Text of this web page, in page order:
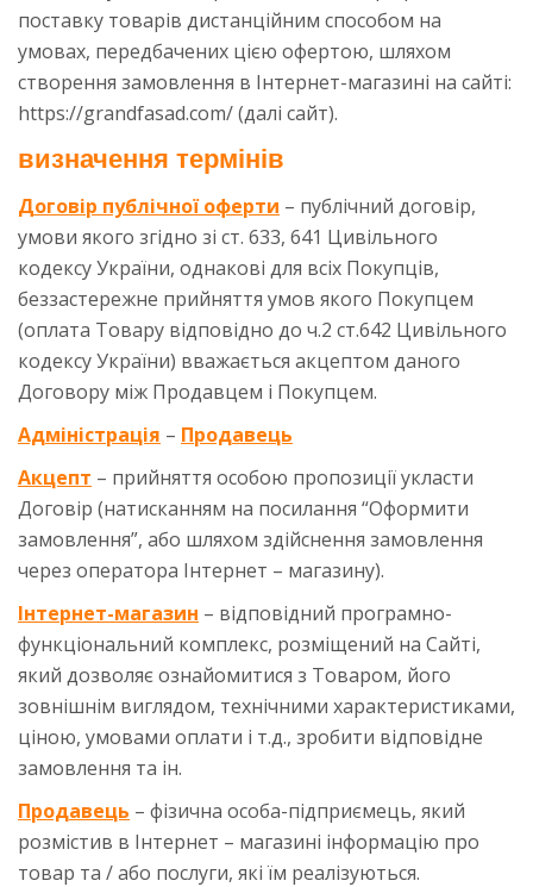
поставку товарів дистанційним способом на
умовах, передбачених цією офертою, шляхом
створення замовлення в Інтернет-магазині на сайті:
https://grandfasad.com/ (далі сайт).
визначення термінів
Договір публічної оферти – публічний договір,
умови якого згідно зі ст. 633, 641 Цивільного
кодексу України, однакові для всіх Покупців,
беззастережне прийняття умов якого Покупцем
(оплата Товару відповідно до ч.2 ст.642 Цивільного
кодексу України) вважається акцептом даного
Договору між Продавцем і Покупцем.
Адміністрація – Продавець
Акцепт – прийняття особою пропозиції укласти
Договір (натисканням на посилання “Оформити
замовлення”, або шляхом здійснення замовлення
через оператора Інтернет – магазину).
Інтернет-магазин – відповідний програмно-
функціональний комплекс, розміщений на Сайті,
який дозволяє ознайомитися з Товаром, його
зовнішнім виглядом, технічними характеристиками,
ціною, умовами оплати і т.д., зробити відповідне
замовлення та ін.
Продавець – фізична особа-підприємець, який
розмістив в Інтернет – магазині інформацію про
товар та / або послуги, які їм реалізуються.